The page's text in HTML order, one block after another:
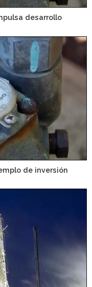
desarrollo
de inversión